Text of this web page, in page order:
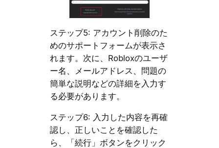
ステップ5: アカウント削除のた
めのサポートフォームが表示さ
れます。次に、Robloxのユーザ
ー名、メールアドレス、問題の
簡単な説明などの詳細を入力す
る必要があります。
ステップ6: 入力した内容を再確
認し、正しいことを確認した
ら、「続行」ボタンをクリック